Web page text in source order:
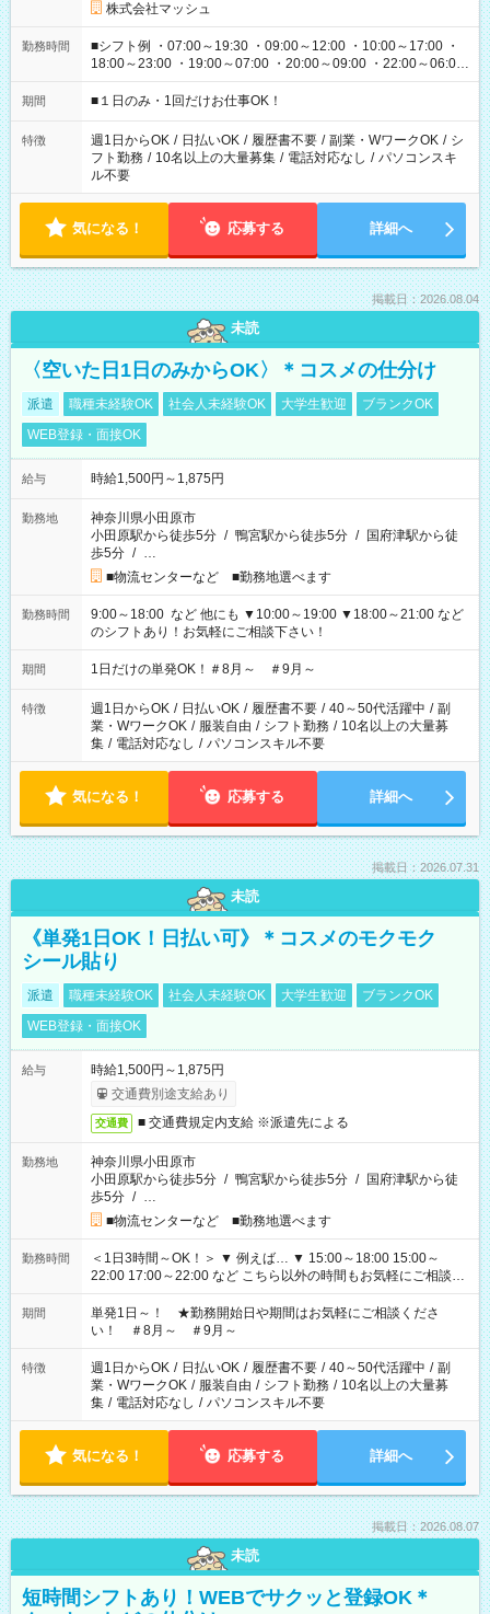
株式会社マッシュ
勤務時間
■シフト例 ・07:00～19:30 ・09:00～12:00 ・10:00～17:00 ・
18:00～23:00 ・19:00～07:00 ・20:00～09:00 ・22:00～06:00
etc ★最短で3時間で5,120円のお仕事から 15時間で2万円近く稼
げるお仕事も！ ご希望のお時間に合わせてご紹介！ ※シフトは
ください！
期間 ■１日のみ・1回だけお仕事OK！
特徴 週1日からOK / 日払いOK / 履歴書不要 / 副業・WワークOK / シ
フト勤務 / 10名以上の大量募集 / 電話対応なし / パソコンスキ
ル不要
気になる！ 応募する 詳細へ
掲載日：2026.08.04
未読
〈空いた日1日のみからOK〉＊コスメの仕分け
派遣 職種未経験OK 社会人未経験OK 大学生歓迎
ブランクOK
WEB登録・面接OK
給与 時給1,500円～1,875円
勤務地
神奈川県小田原市
小田原駅から徒歩5分 / 鴨宮駅から徒歩5分 / 国府津駅から徒
歩5分 / …
■物流センターなど ■勤務地選べます
勤務時間
9:00～18:00 など 他にも ▼10:00～19:00 ▼18:00～21:00 など
のシフトあり！お気軽にご相談下さい！
期間 1日だけの単発OK！＃8月～ ＃9月～
特徴 週1日からOK / 日払いOK / 履歴書不要 / 40～50代活躍中 / 副
業・WワークOK / 服装自由 / シフト勤務 / 10名以上の大量募
集 / 電話対応なし / パソコンスキル不要
気になる！ 応募する 詳細へ
掲載日：2026.07.31
未読
《単発1日OK！日払い可》＊コスメのモクモク
シール貼り
派遣 職種未経験OK 社会人未経験OK 大学生歓迎
ブランクOK
WEB登録・面接OK
給与
時給1,500円～1,875円
交通費別途支給あり
交通費 ■ 交通費規定内支給 ※派遣先による
勤務地
神奈川県小田原市
小田原駅から徒歩5分 / 鴨宮駅から徒歩5分 / 国府津駅から徒
歩5分 / …
■物流センターなど ■勤務地選べます
勤務時間
＜1日3時間～OK！＞ ▼ 例えば… ▼ 15:00～18:00 15:00～
22:00 17:00～22:00 など こちら以外の時間もお気軽にご相談く
ださい！
期間
単発1日～！ ★勤務開始日や期間はお気軽にご相談くださ
い！ ＃8月～ ＃9月～
特徴 週1日からOK / 日払いOK / 履歴書不要 / 40～50代活躍中 / 副
業・WワークOK / 服装自由 / シフト勤務 / 10名以上の大量募
集 / 電話対応なし / パソコンスキル不要
気になる！ 応募する 詳細へ
掲載日：2026.08.07
未読
短時間シフトあり！WEBでサクッと登録OK＊